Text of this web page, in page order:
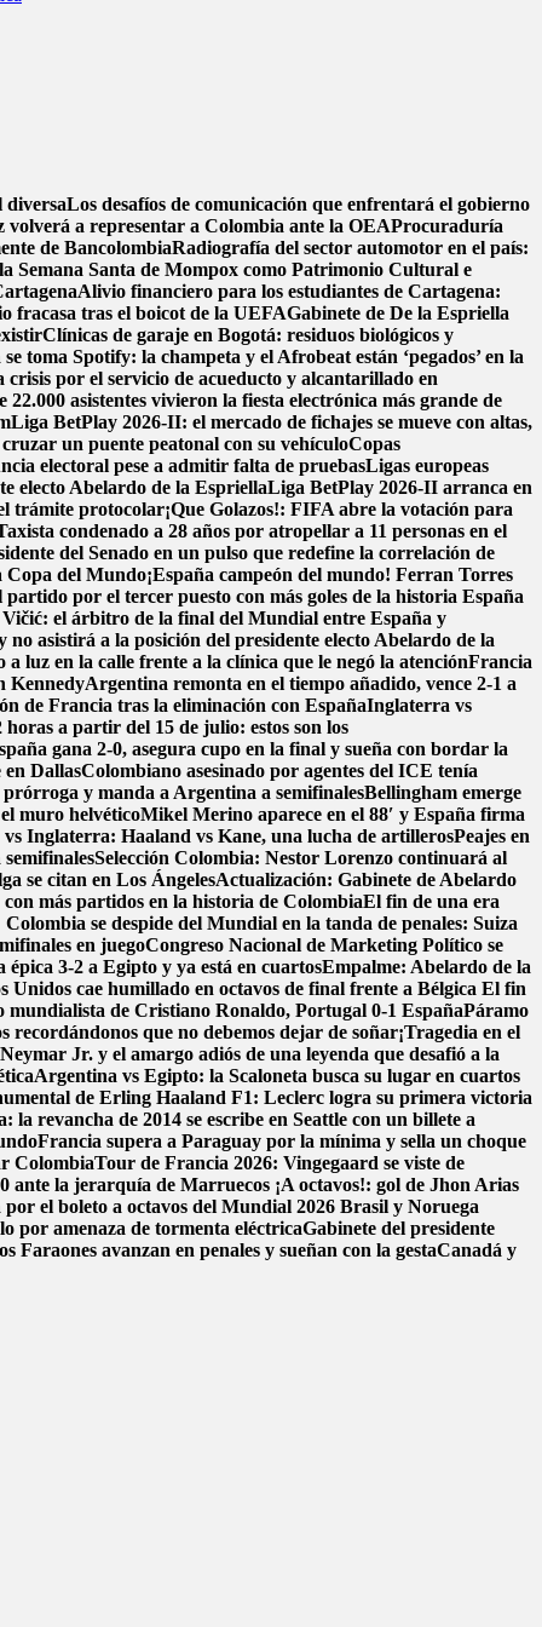
diversaLos desafíos de comunicación que enfrentará el gobierno
a representar a Colombia ante la OEAProcuraduría
de BancolombiaRadiografía del sector automotor en el país:
Semana Santa de Mompox como Patrimonio Cultural e
Alivio financiero para los estudiantes de Cartagena:
fracasa tras el boicot de la UEFAGabinete de De la Espriella
Clínicas de garaje en Bogotá: residuos biológicos y
toma Spotify: la champeta y el Afrobeat están ‘pegados’ en la
crisis por el servicio de acueducto y alcantarillado en
asistentes vivieron la fiesta electrónica más grande de
Liga BetPlay 2026-II: el mercado de fichajes se mueve con altas,
un puente peatonal con su vehículoCopas
electoral pese a admitir falta de pruebasLigas europeas
electo Abelardo de la EspriellaLiga BetPlay 2026-II arranca en
trámite protocolar¡Que Golazos!: FIFA abre la votación para
condenado a 28 años por atropellar a 11 personas en el
del Senado en un pulso que redefine la correlación de
Copa del Mundo¡España campeón del mundo! Ferran Torres
por el tercer puesto con más goles de la historia España
el árbitro de la final del Mundial entre España y
asistirá a la posición del presidente electo Abelardo de la
luz en la calle frente a la clínica que le negó la atenciónFrancia
KennedyArgentina remonta en el tiempo añadido, vence 2-1 a
de Francia tras la eliminación con EspañaInglaterra vs
a partir del 15 de julio: estos son los
gana 2-0, asegura cupo en la final y sueña con bordar la
en DallasColombiano asesinado por agentes del ICE tenía
y manda a Argentina a semifinalesBellingham emerge
muro helvéticoMikel Merino aparece en el 88′ y España firma
vs Inglaterra: Haaland vs Kane, una lucha de artillerosPeajes en
Selección Colombia: Nestor Lorenzo continuará al
se citan en Los ÁngelesActualización: Gabinete de Abelardo
más partidos en la historia de ColombiaEl fin de una era
se despide del Mundial en la tanda de penales: Suiza
en juegoCongreso Nacional de Marketing Político se
3-2 a Egipto y ya está en cuartosEmpalme: Abelardo de la
cae humillado en octavos de final frente a Bélgica El fin
de Cristiano Ronaldo, Portugal 0-1 EspañaPáramo
recordándonos que no debemos dejar de soñar¡Tragedia en el
Jr. y el amargo adiós de una leyenda que desafió a la
Argentina vs Egipto: la Scaloneta busca su lugar en cuartos
de Erling Haaland F1: Leclerc logra su primera victoria
la revancha de 2014 se escribe en Seattle con un billete a
Francia supera a Paraguay por la mínima y sella un choque
ColombiaTour de Francia 2026: Vingegaard se viste de
ante la jerarquía de Marruecos ¡A octavos!: gol de Jhon Arias
el boleto a octavos del Mundial 2026 Brasil y Noruega
por amenaza de tormenta eléctricaGabinete del presidente
avanzan en penales y sueñan con la gestaCanadá y